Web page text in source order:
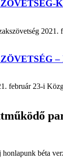
2021.
február 23-i
honlapunk béta